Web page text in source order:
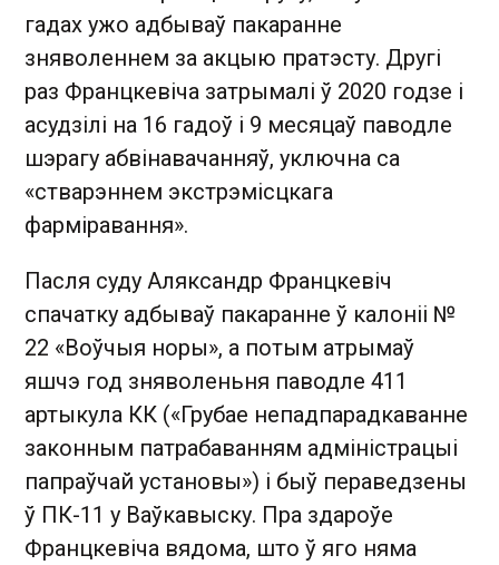
гадах ужо адбываў пакаранне
зняволеннем за акцыю пратэсту. Другі
раз Францкевіча затрымалі ў 2020 годзе і
асудзілі на 16 гадоў і 9 месяцаў паводле
шэрагу абвінавачанняў, уключна са
«стварэннем экстрэмісцкага
фарміравання».
Пасля суду Аляксандр Францкевіч
спачатку адбываў пакаранне ў калоніі №
22 «Воўчыя норы», а потым атрымаў
яшчэ год зняволеньня паводле 411
артыкула КК («Грубае непадпарадкаванне
законным патрабаванням адміністрацыі
папраўчай установы») і быў пераведзены
ў ПК-11 у Ваўкавыску. Пра здароўе
Францкевіча вядома, што ў яго няма